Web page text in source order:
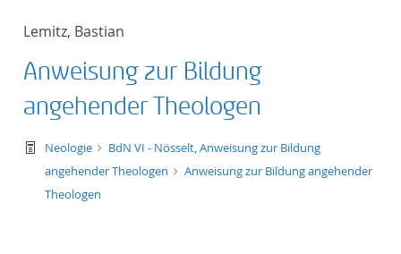
format
Lemitz, Bastian
Anweisung zur Bildung
angehender Theologen
text/tg.work+xml
Neologie
BdN VI - Nösselt, Anweisung zur Bildung
angehender Theologen
Anweisung zur Bildung angehender
Theologen